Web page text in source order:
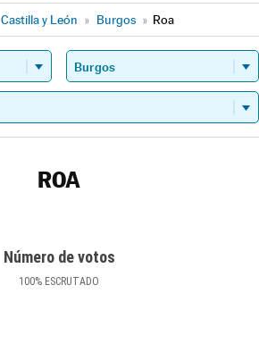
Castilla y León » Burgos » Roa
ROA
Número de votos
100% ESCRUTADO